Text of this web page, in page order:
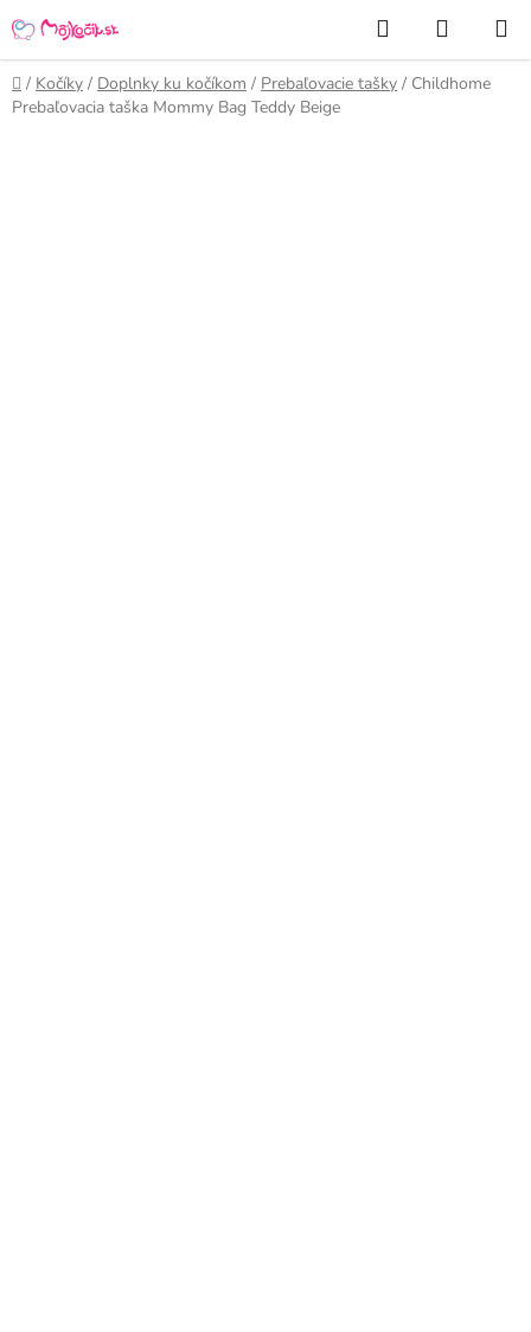
na
obsah
Hľadať
KOŠÍK
Domov
/ Kočíky / Doplnky ku kočíkom / Prebaľovacie tašky / Childhome
Prebaľovacia taška Mommy Bag Teddy Beige